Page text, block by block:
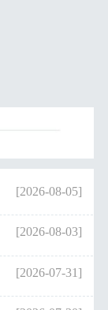
[2026-08-05]
[2026-08-03]
[2026-07-31]